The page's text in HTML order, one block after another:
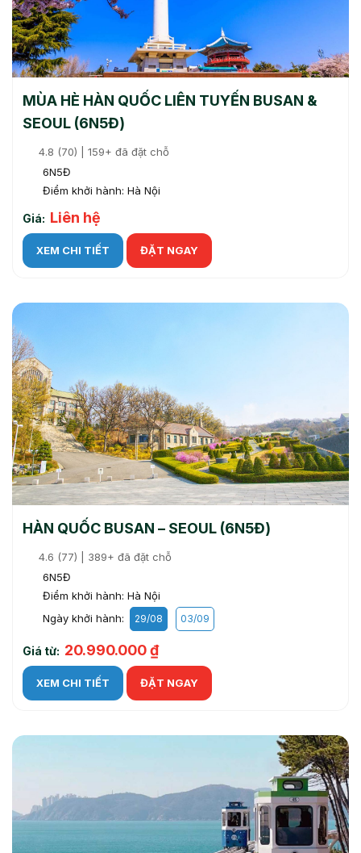
MÙA HÈ HÀN QUỐC LIÊN TUYẾN BUSAN &
SEOUL (6N5Đ)
4.8 (70) | 159+ đã đặt chỗ
6N5Đ
Điểm khởi hành: Hà Nội
Giá: Liên hệ
XEM CHI TIẾT ĐẶT NGAY
HÀN QUỐC BUSAN – SEOUL (6N5Đ)
4.6 (77) | 389+ đã đặt chỗ
6N5Đ
Điểm khởi hành: Hà Nội
Ngày khởi hành:
29/08 03/09
Giá từ: 20.990.000 ₫
XEM CHI TIẾT ĐẶT NGAY